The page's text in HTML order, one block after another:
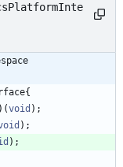
{
) (void ) ;
) ;
) ;